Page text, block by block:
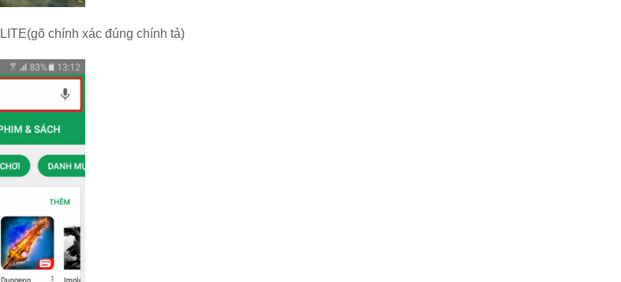
chính xác đúng chính tả)